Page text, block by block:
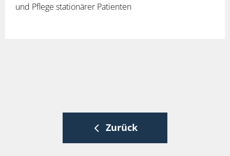
und Pflege stationärer Patienten
Zurück